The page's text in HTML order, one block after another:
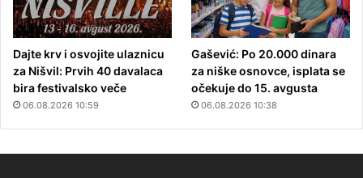
Dajte krv i osvojite ulaznicu
za Nišvil: Prvih 40 davalaca
bira festivalsko veče
06.08.2026 10:59
Gašević: Po 20.000 dinara
za niške osnovce, isplata se
očekuje do 15. avgusta
06.08.2026 10:38